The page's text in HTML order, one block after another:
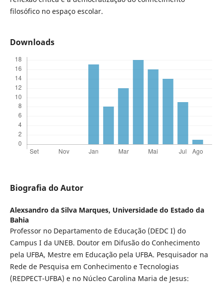
filosófico no espaço escolar.
Downloads
Biografia do Autor
Alexsandro da Silva Marques, Universidade do Estado da
Bahia
Professor no Departamento de Educação (DEDC I) do
Campus I da UNEB. Doutor em Difusão do Conhecimento
pela UFBA, Mestre em Educação pela UFBA. Pesquisador na
Rede de Pesquisa em Conhecimento e Tecnologias
(REDPECT-UFBA) e no Núcleo Carolina Maria de Jesus: